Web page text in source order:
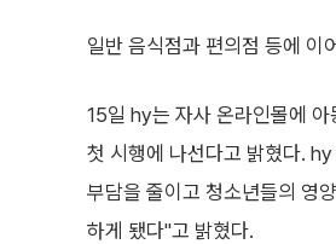
일반 음식점과 편의점 등에
15일 hy는 자사 온라인몰에
첫 시행에 나선다고 밝혔다.
부담을 줄이고 청소년들의 영
하게 됐다"고 밝혔다.